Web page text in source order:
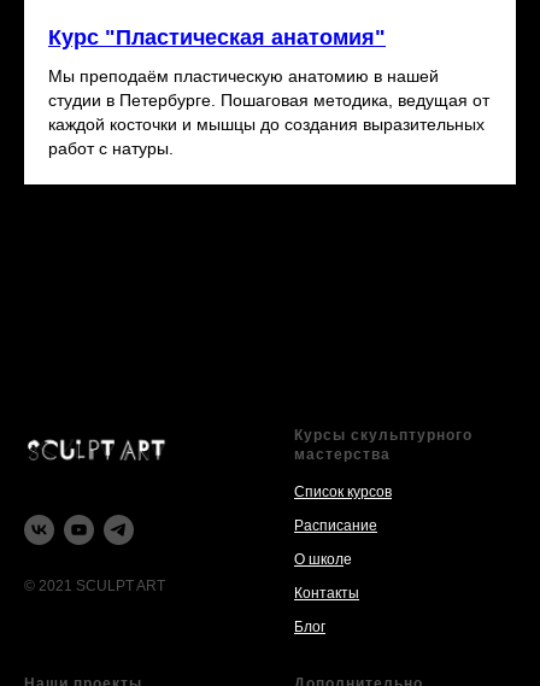
Курс "Пластическая анатомия"
Мы преподаём пластическую анатомию в нашей
студии в Петербурге. Пошаговая методика, ведущая от
каждой косточки и мышцы до создания выразительных
работ с натуры.
© 2021 SCULPT ART
Курсы скульптурного
мастерства
Список курсов
Расписание
О школе
Контакты
Блог